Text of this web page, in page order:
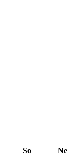
So Ne